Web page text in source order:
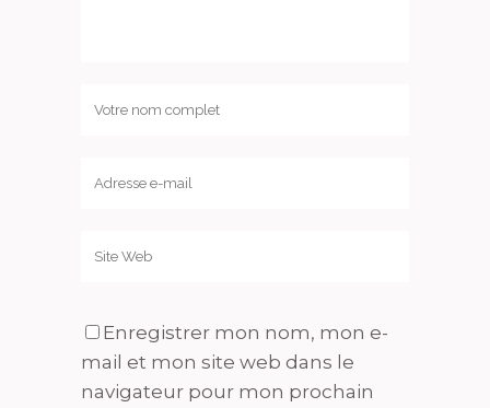
Enregistrer mon nom, mon e-
mail et mon site web dans le
navigateur pour mon prochain